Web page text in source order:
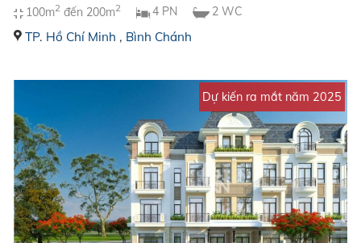
100m2 đến 200m2 4 PN 2 WC
TP. Hồ Chí Minh , Bình Chánh
Dự kiến ra mắt năm 2025